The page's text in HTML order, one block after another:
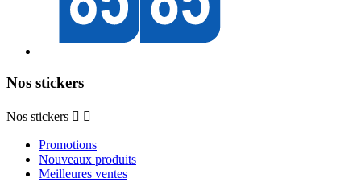
Nos stickers
Nos stickers  
Promotions
Nouveaux produits
Meilleures ventes